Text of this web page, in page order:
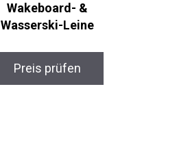
Wakeboard- &
Wasserski-Leine
Preis prüfen